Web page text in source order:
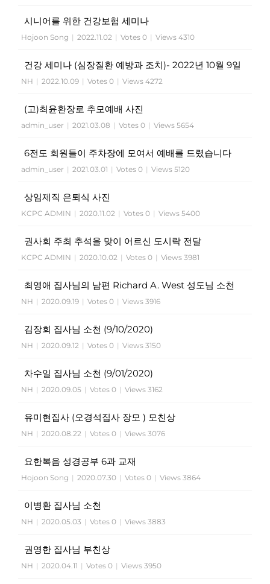
시니어를 위한 건강보험 세미나
Hojoon Song | 2022.11.02 | Votes 0 | Views 4310
건강 세미나 (심장질환 예방과 조치)- 2022년 10월 9일
NH | 2022.10.09 | Votes 0 | Views 4272
(고)최윤환장로 추모예배 사진
admin_user | 2021.03.08 | Votes 0 | Views 5654
6전도 회원들이 주차장에 모여서 예배를 드렸습니다
admin_user | 2021.03.01 | Votes 0 | Views 5120
상임제직 은퇴식 사진
KCPC ADMIN | 2020.11.02 | Votes 0 | Views 5400
권사회 주최 추석을 맞이 어르신 도시락 전달
KCPC ADMIN | 2020.10.02 | Votes 0 | Views 3981
최영애 집사님의 남편 Richard A. West 성도님 소천
NH | 2020.09.19 | Votes 0 | Views 3916
김장회 집사님 소천 (9/10/2020)
NH | 2020.09.12 | Votes 0 | Views 3150
차수일 집사님 소천 (9/01/2020)
NH | 2020.09.05 | Votes 0 | Views 3162
유미현집사 (오경석집사 장모 ) 모친상
NH | 2020.08.22 | Votes 0 | Views 3076
요한복음 성경공부 6과 교재
Hojoon Song | 2020.07.30 | Votes 0 | Views 3864
이병환 집사님 소천
NH | 2020.05.03 | Votes 0 | Views 3883
권영한 집사님 부친상
NH | 2020.04.11 | Votes 0 | Views 3950